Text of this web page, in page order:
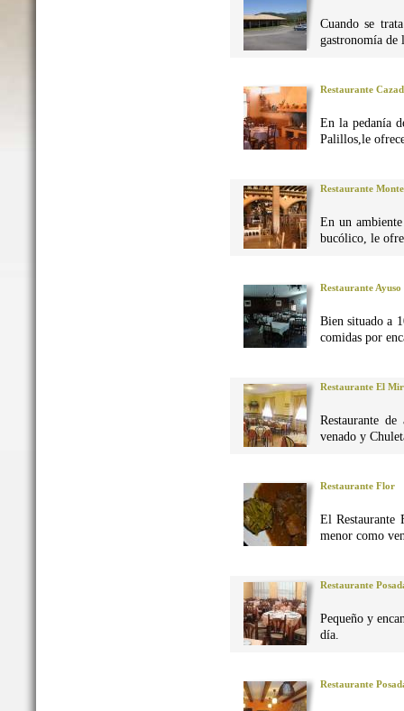
Cuando se
gastronomía de
Restaurante
En la pedanía
Palillos,le
Restaurante
En un
bucólico, le
Restaurante Ayuso
Bien situado a
comidas por
Restaurante El
Restaurante
venado y
Restaurante Flor
El Restaurante
menor como
Restaurante
Pequeño y
día.
Restaurante